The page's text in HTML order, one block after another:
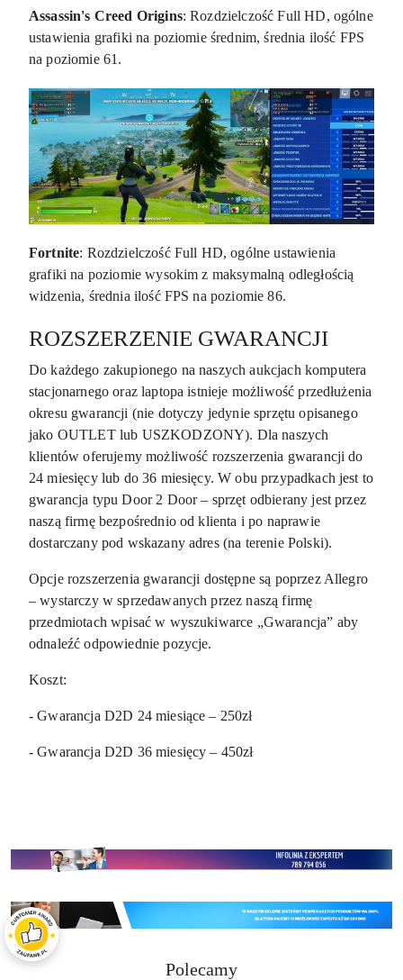
Assassin's Creed Origins: Rozdzielczość Full HD, ogólne
ustawienia grafiki na poziomie średnim, średnia ilość FPS
na poziomie 61.
Fortnite: Rozdzielczość Full HD, ogólne ustawienia
grafiki na poziomie wysokim z maksymalną odległością
widzenia, średnia ilość FPS na poziomie 86.
ROZSZERZENIE GWARANCJI
Do każdego zakupionego na naszych aukcjach komputera
stacjonarnego oraz laptopa istnieje możliwość przedłużenia
okresu gwarancji (nie dotyczy jedynie sprzętu opisanego
jako OUTLET lub USZKODZONY). Dla naszych
klientów oferujemy możliwość rozszerzenia gwarancji do
24 miesięcy lub do 36 miesięcy. W obu przypadkach jest to
gwarancja typu Door 2 Door – sprzęt odbierany jest przez
naszą firmę bezpośrednio od klienta i po naprawie
dostarczany pod wskazany adres (na terenie Polski).
Opcje rozszerzenia gwarancji dostępne są poprzez Allegro
– wystarczy w sprzedawanych przez naszą firmę
przedmiotach wpisać w wyszukiwarce „Gwarancja” aby
odnaleźć odpowiednie pozycje.
Koszt:
- Gwarancja D2D 24 miesiące – 250zł
- Gwarancja D2D 36 miesięcy – 450zł
Pomiń karuzelę produktów
Produkty
Polecamy